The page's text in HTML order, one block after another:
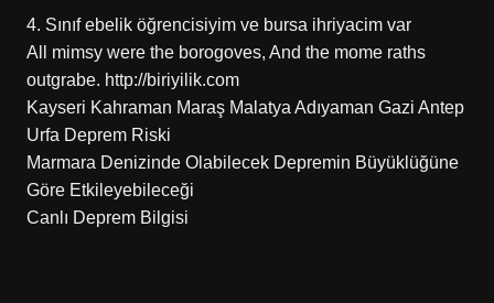
4. Sınıf ebelik öğrencisiyim ve bursa ihriyacim var
All mimsy were the borogoves, And the mome raths
outgrabe. http://biriyilik.com
Kayseri Kahraman Maraş Malatya Adıyaman Gazi Antep
Urfa Deprem Riski
Marmara Denizinde Olabilecek Depremin Büyüklüğüne
Göre Etkileyebileceği
Canlı Deprem Bilgisi